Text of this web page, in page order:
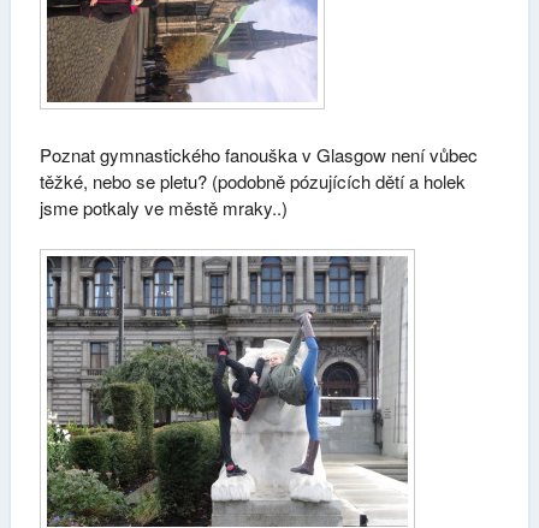
Poznat gymnastického fanouška v Glasgow není vůbec
těžké, nebo se pletu? (podobně pózujících dětí a holek
jsme potkaly ve městě mraky..)